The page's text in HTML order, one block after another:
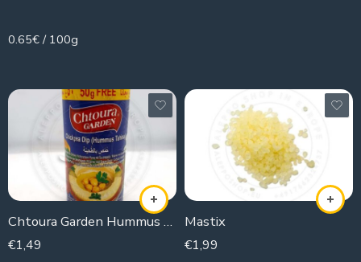
0.65€ / 100g
Chtoura Garden Hummus Tahina
€1,49
Mastix
€1,99